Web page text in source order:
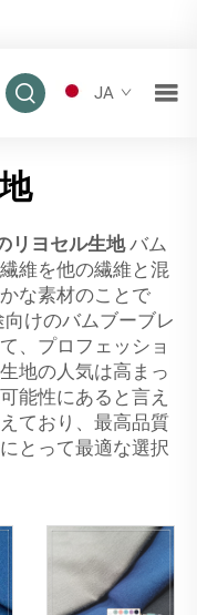
JA
リヨセル生地バム
維を他の繊維と混
な素材のことで
けのバムブーブレ
、プロフェッショ
地の人気は高まっ
能性にあると言え
ており、最高品質
とって最適な選択